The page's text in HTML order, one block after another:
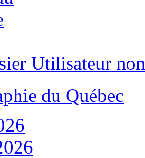
Utilisateur
du Québec